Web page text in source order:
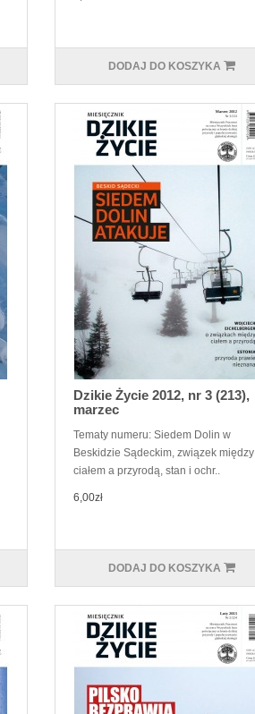
DODAJ DO KOSZYKA
Dzikie Życie 2012, nr 3 (213),
marzec
Tematy numeru: Siedem Dolin w
Beskidzie Sądeckim, związek między
ciałem a przyrodą, stan i ochr..
6,00zł
DODAJ DO KOSZYKA